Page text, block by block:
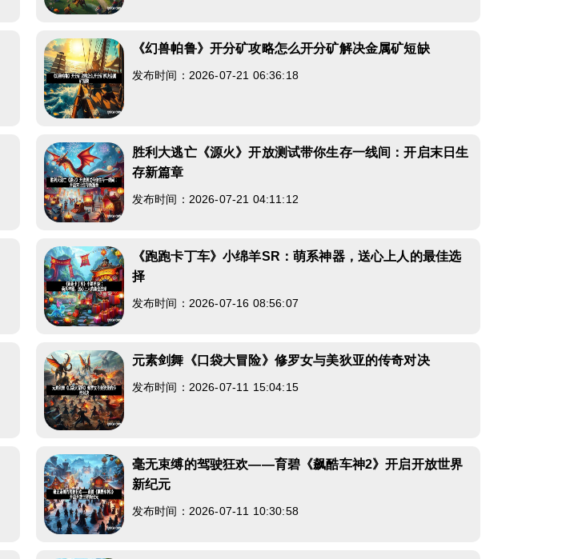
《幻兽帕鲁》开分矿攻略怎么开分矿解决金属矿短缺
发布时间：2026-07-21 06:36:18
胜利大逃亡《源火》开放测试带你生存一线间：开启末日生
存新篇章
发布时间：2026-07-21 04:11:12
《跑跑卡丁车》小绵羊SR：萌系神器，送心上人的最佳选
择
发布时间：2026-07-16 08:56:07
元素剑舞《口袋大冒险》修罗女与美狄亚的传奇对决
发布时间：2026-07-11 15:04:15
毫无束缚的驾驶狂欢——育碧《飙酷车神2》开启开放世界
新纪元
发布时间：2026-07-11 10:30:58